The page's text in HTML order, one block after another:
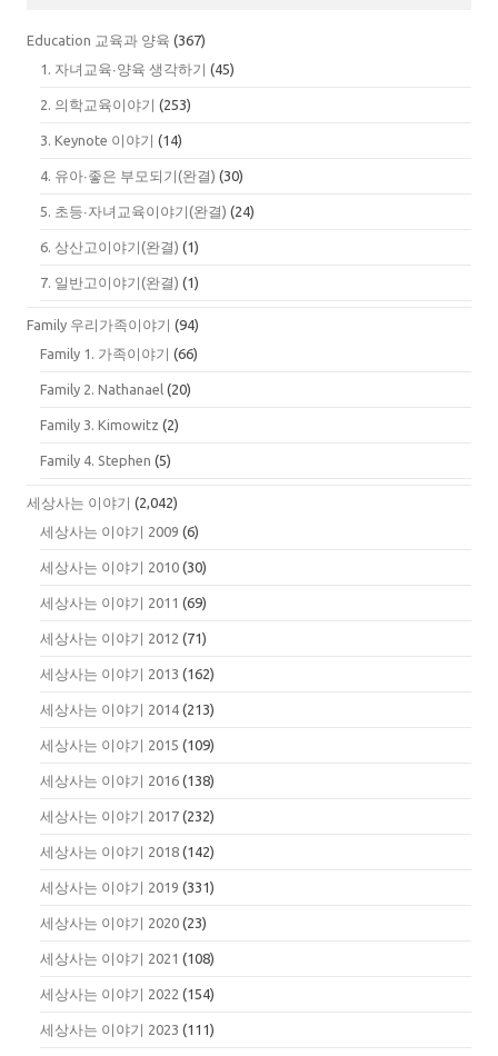
Education 교육과 양육 (367)
1. 자녀교육∙양육 생각하기 (45)
2. 의학교육이야기 (253)
3. Keynote 이야기 (14)
4. 유아∙좋은 부모되기(완결) (30)
5. 초등∙자녀교육이야기(완결) (24)
6. 상산고이야기(완결) (1)
7. 일반고이야기(완결) (1)
Family 우리가족이야기 (94)
Family 1. 가족이야기 (66)
Family 2. Nathanael (20)
Family 3. Kimowitz (2)
Family 4. Stephen (5)
세상사는 이야기 (2,042)
세상사는 이야기 2009 (6)
세상사는 이야기 2010 (30)
세상사는 이야기 2011 (69)
세상사는 이야기 2012 (71)
세상사는 이야기 2013 (162)
세상사는 이야기 2014 (213)
세상사는 이야기 2015 (109)
세상사는 이야기 2016 (138)
세상사는 이야기 2017 (232)
세상사는 이야기 2018 (142)
세상사는 이야기 2019 (331)
세상사는 이야기 2020 (23)
세상사는 이야기 2021 (108)
세상사는 이야기 2022 (154)
세상사는 이야기 2023 (111)